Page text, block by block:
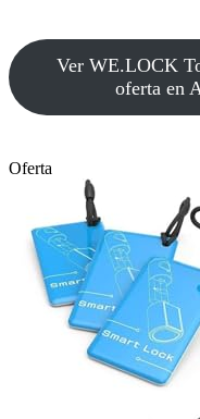
Ver WE.LOCK
oferta en
Oferta